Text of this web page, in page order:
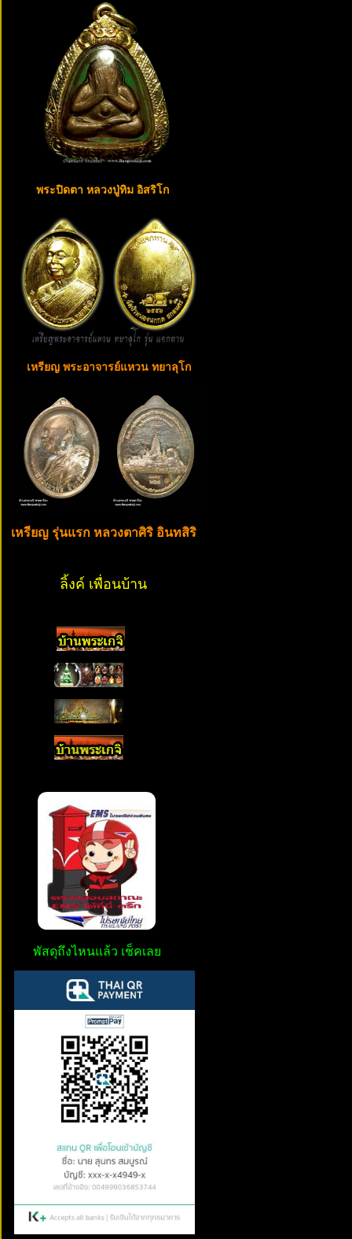
พระปิดตา หลวงปู่ทิม อิสริโก
เหรียญ พระอาจารย์แหวน ทยาลุโก
เหรียญ รุ่นแรก หลวงตาศิริ อินทสิริ
ลิ้งค์ เพื่อนบ้าน
พัสดุถึงไหนแล้ว เช็คเลย